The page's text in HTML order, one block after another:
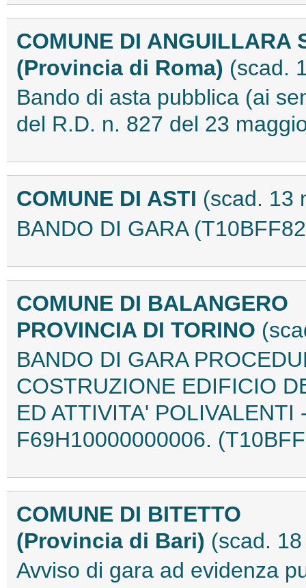
COMUNE DI ANGUILLARA
(Provincia di Roma) (scad.
Bando di asta pubblica (ai
del R.D. n. 827 del 23
COMUNE DI ASTI (scad. 13
BANDO DI GARA
COMUNE DI BALANGERO
PROVINCIA DI TORINO
BANDO DI GARA
COSTRUZIONE EDIFICIO
ED ATTIVITA'
F69H10000000006.
COMUNE DI BITETTO
(Provincia di Bari) (scad.
Avviso di gara ad evidenza